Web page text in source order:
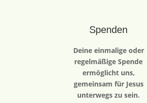
Spenden
Deine einmalige oder
regelmäßige Spende
ermöglicht uns,
gemeinsam für Jesus
unterwegs zu sein.